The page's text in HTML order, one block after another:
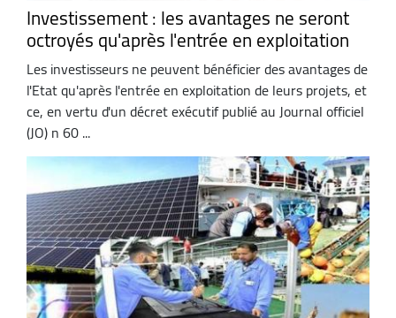
Investissement : les avantages ne seront
octroyés qu'après l'entrée en exploitation
Les investisseurs ne peuvent bénéficier des avantages de
l'Etat qu'après l'entrée en exploitation de leurs projets, et
ce, en vertu d'un décret exécutif publié au Journal officiel
(JO) n 60 ...